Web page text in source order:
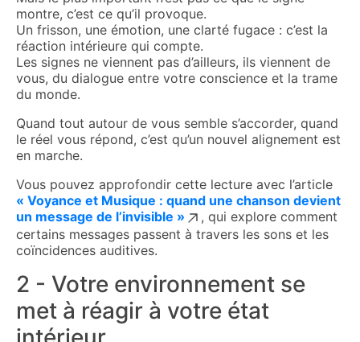
montre, c’est ce qu’il provoque.
Un frisson, une émotion, une clarté fugace : c’est la
réaction intérieure qui compte.
Les signes ne viennent pas d’ailleurs, ils viennent de
vous, du dialogue entre votre conscience et la trame
du monde.
Quand tout autour de vous semble s’accorder, quand
le réel vous répond, c’est qu’un nouvel alignement est
en marche.
Vous pouvez approfondir cette lecture avec l’article
« Voyance et Musique : quand une chanson devient
un message de l’invisible »
, qui explore comment
certains messages passent à travers les sons et les
coïncidences auditives.
2 - Votre environnement se
met à réagir à votre état